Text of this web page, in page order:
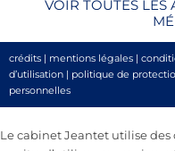
VOIR TOUTES LES
crédits | mentions légales |
d’utilisation | politique de
personnelles
Le cabinet Jeantet utilise des